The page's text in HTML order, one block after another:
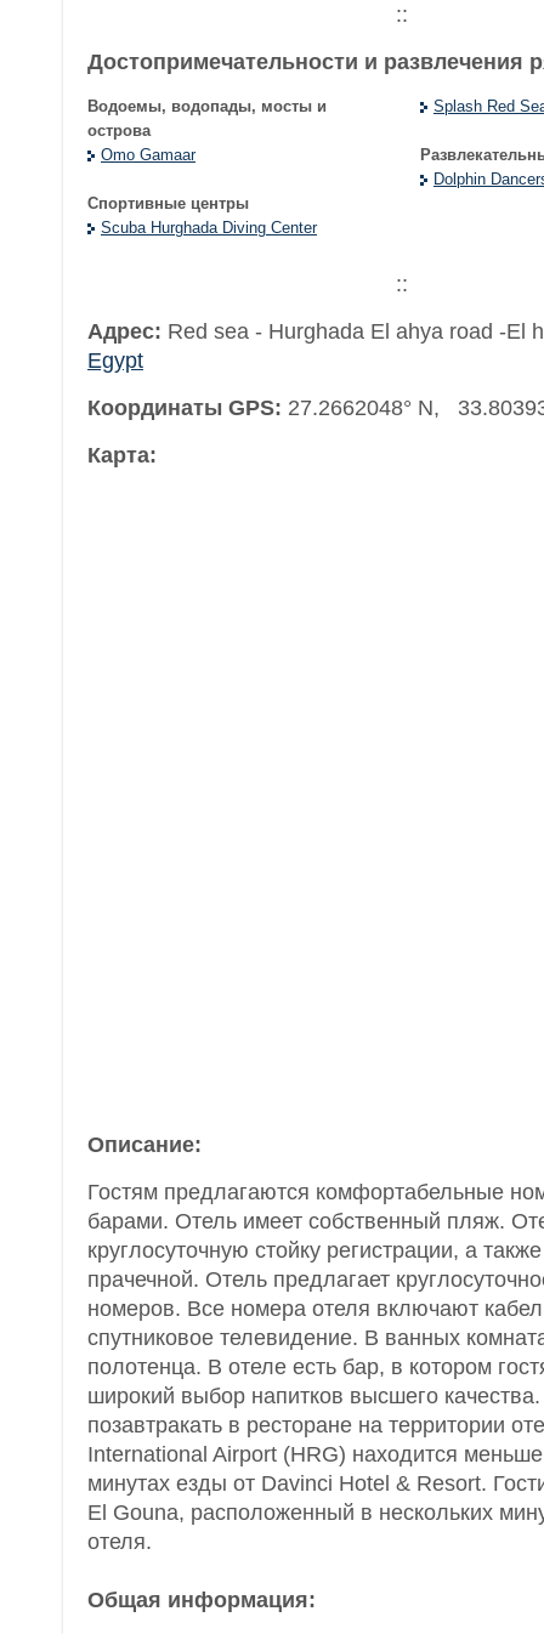
::
Достопримечательности и развлечения
Водоемы, водопады, мосты и
острова
Omo Gamaar
Спортивные центры
Scuba Hurghada Diving Center
Splash Red
Dolphin
::
Адрес: Red sea - Hurghada El ahya road -El
Egypt
Координаты GPS: 27.2662048° N,
Карта:
Описание:
Гостям предлагаются комфортабельные
барами. Отель имеет собственный пляж.
круглосуточную стойку регистрации, а
прачечной. Отель предлагает
номеров. Все номера отеля включают
спутниковое телевидение. В ванных
полотенца. В отеле есть бар, в котором
широкий выбор напитков высшего качества.
позавтракать в ресторане на территории
International Airport (HRG) находится
минутах езды от Davinci Hotel & Resort.
El Gouna, расположенный в нескольких
отеля.
Общая информация: